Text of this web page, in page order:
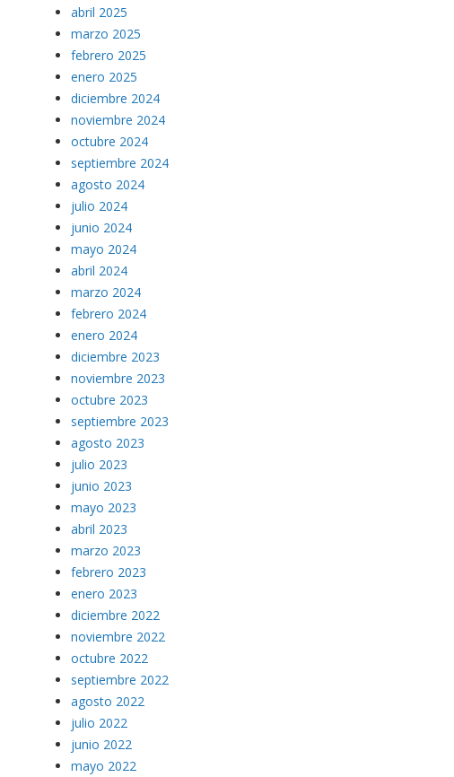
abril 2025
marzo 2025
febrero 2025
enero 2025
diciembre 2024
noviembre 2024
octubre 2024
septiembre 2024
agosto 2024
julio 2024
junio 2024
mayo 2024
abril 2024
marzo 2024
febrero 2024
enero 2024
diciembre 2023
noviembre 2023
octubre 2023
septiembre 2023
agosto 2023
julio 2023
junio 2023
mayo 2023
abril 2023
marzo 2023
febrero 2023
enero 2023
diciembre 2022
noviembre 2022
octubre 2022
septiembre 2022
agosto 2022
julio 2022
junio 2022
mayo 2022